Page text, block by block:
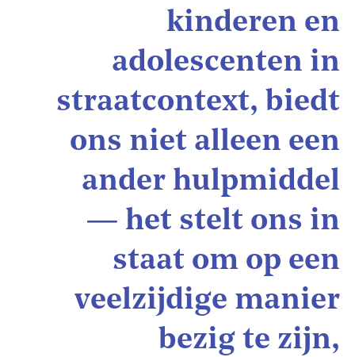
kinderen en
adolescenten in
straatcontext, biedt
ons niet alleen een
ander hulpmiddel
— het stelt ons in
staat om op een
veelzijdige manier
bezig te zijn,